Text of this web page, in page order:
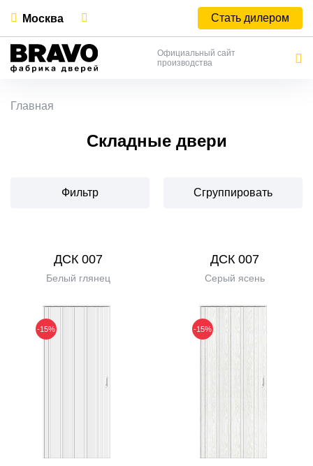
Москва Стать дилером
Официальный сайт
производства
Главная
Складные двери
Фильтр Сгруппировать
ДСК 007
Белый глянец
-15%
ДСК 007
Серый ясень
-15%